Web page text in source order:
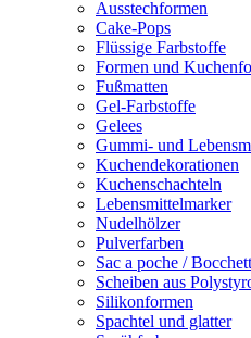
Ausstechformen
Cake-Pops
Flüssige Farbstoffe
Formen und
Fußmatten
Gel-Farbstoffe
Gelees
Gummi- und
Kuchendekorationen
Kuchenschachteln
Lebensmittelmarker
Nudelhölzer
Pulverfarben
Sac a poche /
Scheiben aus
Silikonformen
Spachtel und glatter